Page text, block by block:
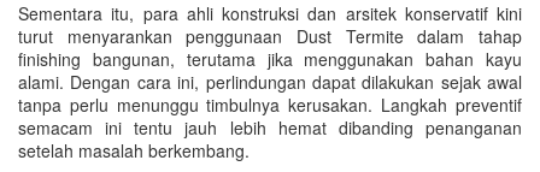
Sementara itu, para ahli konstruksi dan arsitek konservatif kini
turut menyarankan penggunaan Dust Termite dalam tahap
finishing bangunan, terutama jika menggunakan bahan kayu
alami. Dengan cara ini, perlindungan dapat dilakukan sejak awal
tanpa perlu menunggu timbulnya kerusakan. Langkah preventif
semacam ini tentu jauh lebih hemat dibanding penanganan
setelah masalah berkembang.